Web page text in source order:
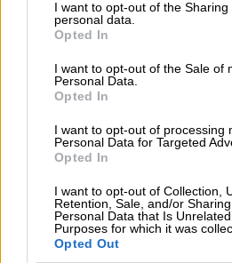
not limited to your visit or usage
grant or deny consent to Google
use your data for below specified
consent section.
I want to opt-out of the Sharing
personal data.
Opted In
I want to opt-out of the Sale of
Personal Data.
Opted In
I want to opt-out of processing
Personal Data for Targeted
Opted In
I want to opt-out of Collection,
Retention, Sale, and/or
Personal Data that Is
Purposes for which it was
Opted Out
καταγραφές της περιοχής.
Το αποτέλεσμα της
αποκαλυπτικό. Στο
διάστημα
κίνηση γύρω από το
άτομο να εισέρχεται ή να
ότι ο δράστης
οικία, καθώς από την
εντοπίστηκαν ίχνη